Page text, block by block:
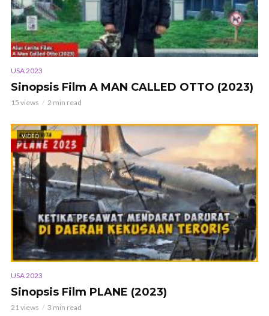
USA 2023
Sinopsis Film A MAN CALLED OTTO (2023)
15 views 2 min read
VIDEO
USA 2023
Sinopsis Film PLANE (2023)
21 views 3 min read